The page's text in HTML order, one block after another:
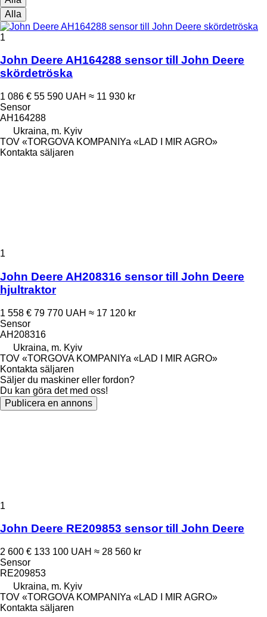
Alla
1
John Deere AH164288 sensor till John Deere
skördetröska
1 086 € 55 590 UAH ≈ 11 930 kr
Sensor
AH164288
Ukraina, m. Kyiv
TOV «TORGOVA KOMPANIYa «LAD I MIR AGRO»
Kontakta säljaren
1
John Deere AH208316 sensor till John Deere
hjultraktor
1 558 € 79 770 UAH ≈ 17 120 kr
Sensor
AH208316
Ukraina, m. Kyiv
TOV «TORGOVA KOMPANIYa «LAD I MIR AGRO»
Kontakta säljaren
Säljer du maskiner eller fordon?
Du kan göra det med oss!
Publicera en annons
1
John Deere RE209853 sensor till John Deere
2 600 € 133 100 UAH ≈ 28 560 kr
Sensor
RE209853
Ukraina, m. Kyiv
TOV «TORGOVA KOMPANIYa «LAD I MIR AGRO»
Kontakta säljaren